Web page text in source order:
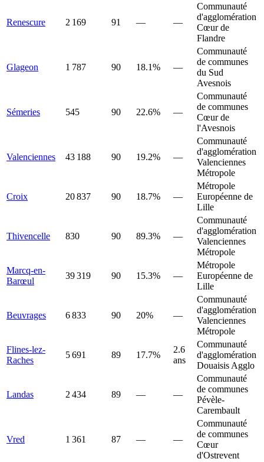
Renescure 2 169 91 — —
Communauté
d'agglomération
Cœur de
Flandre
Glageon 1 787 90 18.1% —
Communauté
de communes
du Sud
Avesnois
Sémeries 545 90 22.6% —
Communauté
de communes
Cœur de
l'Avesnois
Valenciennes 43 188 90 19.2% —
Communauté
d'agglomération
Valenciennes
Métropole
Croix 20 837 90 18.7% —
Métropole
Européenne de
Lille
Thivencelle 830 90 89.3% —
Communauté
d'agglomération
Valenciennes
Métropole
Marcq-en-
Barœul
39 319 90 15.3% —
Métropole
Européenne de
Lille
Beuvrages 6 833 90 20% —
Communauté
d'agglomération
Valenciennes
Métropole
Flines-lez-
Raches
5 691 89 17.7%
2.6
ans
Communauté
d'agglomération
Douaisis Agglo
Landas 2 434 89 — —
Communauté
de communes
Pévèle-
Carembault
Vred 1 361 87 — —
Communauté
de communes
Cœur
d'Ostrevent